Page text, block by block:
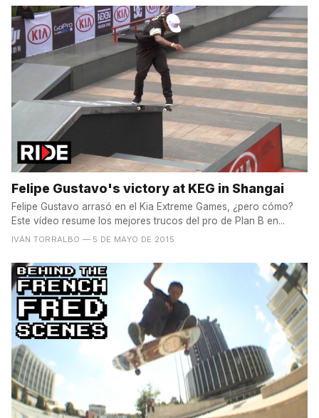
Felipe Gustavo's victory at KEG in Shangai
Felipe Gustavo arrasó en el Kia Extreme Games, ¿pero cómo?
Este vídeo resume los mejores trucos del pro de Plan B en...
IVÁN TORRALBO — 5 DE MAYO DE 2015